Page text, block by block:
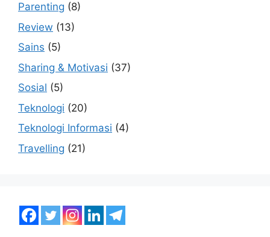
Parenting (8)
Review (13)
Sains (5)
Sharing & Motivasi (37)
Sosial (5)
Teknologi (20)
Teknologi Informasi (4)
Travelling (21)